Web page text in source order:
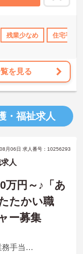
残業少なめ 住宅手当
を見る
・福祉求人
月06日 求人番号：10256293
人
万円～♪「あ
たかい職
ー募集
月収 30.0万円～業務手当＋職務手当＋資格手当を含む